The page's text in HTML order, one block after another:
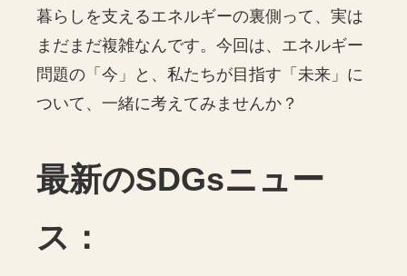
暮らしを支えるエネルギーの裏側って、実は
まだまだ複雑なんです。今回は、エネルギー
問題の「今」と、私たちが目指す「未来」に
ついて、一緒に考えてみませんか？
最新のSDGsニュー
ス：